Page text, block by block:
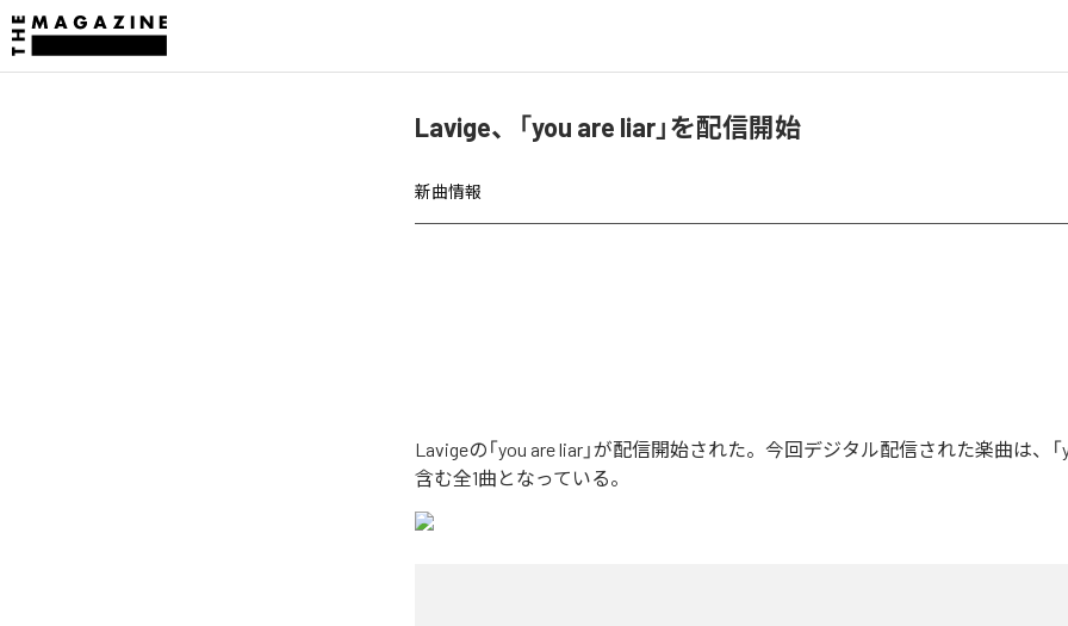
Lavige、「you are liar」を配信開始
新曲情報
Lavigeの「you are liar」が配信開始された。今回デジタル配信された楽曲は、「
含む全1曲となっている。